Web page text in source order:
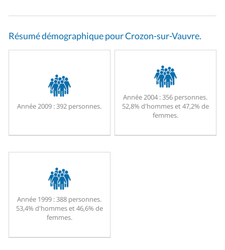
Résumé démographique pour Crozon-sur-Vauvre.
Année 2009 :392 personnes.
Année 2004 :356 personnes.
52,8% d'hommes et 47,2% de
femmes.
Année 1999 :388 personnes.
53,4% d'hommes et 46,6% de
femmes.